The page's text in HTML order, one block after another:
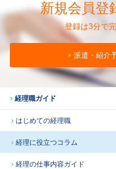
新規会員登
登録は3分で
派遣・紹介
経理職ガイド
はじめての経理職
経理に役立つコラム
経理の仕事内容ガイド